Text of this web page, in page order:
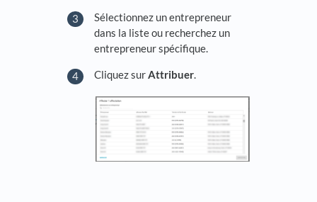
Sélectionnez un entrepreneur
dans la liste ou recherchez un
entrepreneur spécifique.
Cliquez surAttribuer.